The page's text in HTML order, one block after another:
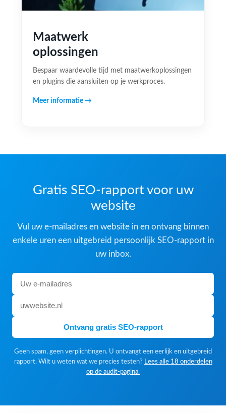
Maatwerk
oplossingen
Bespaar waardevolle tijd met maatwerkoplossingen
en plugins die aansluiten op je werkproces.
Meer informatie →
Gratis SEO-rapport voor uw
website
Vul uw e-mailadres en website in en ontvang binnen
enkele uren een uitgebreid persoonlijk SEO-rapport in
uw inbox.
Ontvang gratis SEO-rapport
Geen spam, geen verplichtingen. U ontvangt een eerlijk en uitgebreid
rapport. Wilt u weten wat we precies testen? Lees alle 18 onderdelen
op de audit-pagina.